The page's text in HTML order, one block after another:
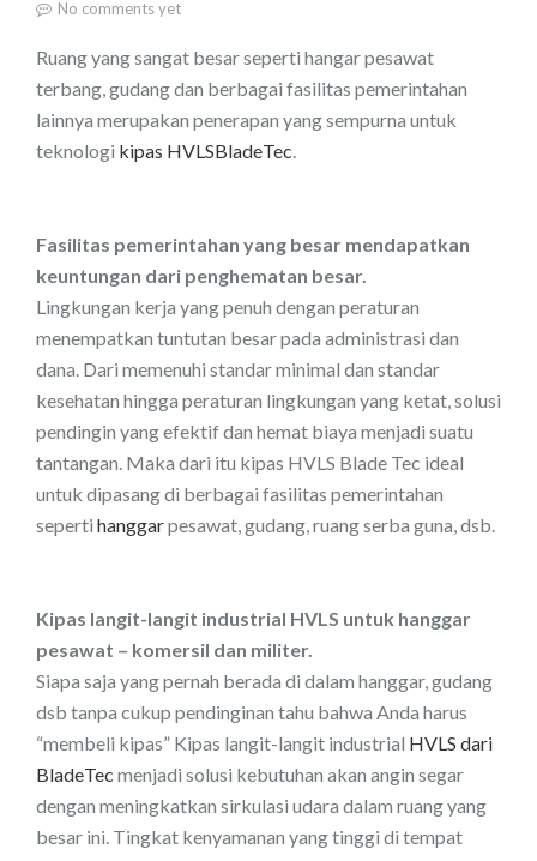
No comments yet
Ruang yang sangat besar seperti hangar pesawat
terbang, gudang dan berbagai fasilitas pemerintahan
lainnya merupakan penerapan yang sempurna untuk
teknologi kipas HVLSBladeTec.
Fasilitas pemerintahan yang besar mendapatkan
keuntungan dari penghematan besar.
Lingkungan kerja yang penuh dengan peraturan
menempatkan tuntutan besar pada administrasi dan
dana. Dari memenuhi standar minimal dan standar
kesehatan hingga peraturan lingkungan yang ketat, solusi
pendingin yang efektif dan hemat biaya menjadi suatu
tantangan. Maka dari itu kipas HVLS Blade Tec ideal
untuk dipasang di berbagai fasilitas pemerintahan
seperti hanggarpesawat, gudang, ruang serba guna, dsb.
Kipas langit-langit industrial HVLS untuk hanggar
pesawat – komersil dan militer.
Siapa saja yang pernah berada di dalam hanggar, gudang
dsb tanpa cukup pendinginan tahu bahwa Anda harus
“membeli kipas” Kipas langit-langit industrial HVLS dari
BladeTec menjadi solusi kebutuhan akan angin segar
dengan meningkatkan sirkulasi udara dalam ruang yang
besar ini. Tingkat kenyamanan yang tinggi di tempat